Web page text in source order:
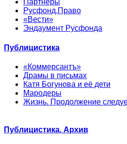
Партнеры
Русфонд.Право
«Вести»
Эндаумент Русфонда
Публицистика
«Коммерсантъ»
Драмы в письмах
Катя Богунова и её дети
Мародеры
Жизнь. Продолжение
Публицистика. Архив